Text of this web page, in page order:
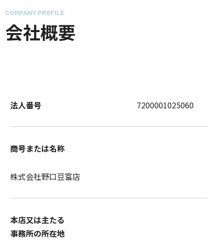
COMPANY PROFILE
会社概要
法人番号 7200001025060
商号または名称
株式会社野口豆富店
本店又は主たる
事務所の所在地